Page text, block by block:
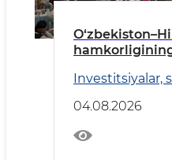
Investitsiyalar,
04.08.2026